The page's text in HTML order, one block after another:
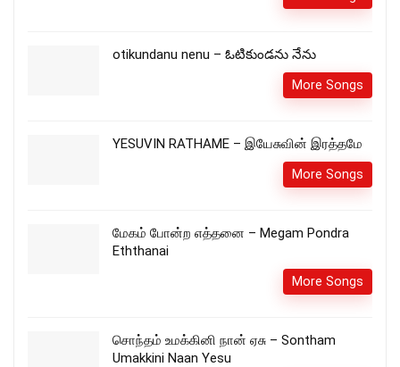
otikundanu nenu – ఓటికుండను నేను
More Songs
YESUVIN RATHAME – இயேசுவின் இரத்தமே
More Songs
மேகம் போன்ற எத்தனை – Megam Pondra
Eththanai
More Songs
சொந்தம் உமக்கினி நான் ஏசு – Sontham
Umakkini Naan Yesu